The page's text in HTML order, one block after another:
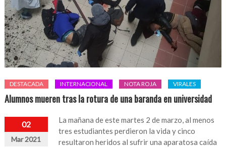
DESTACADA INTERNACIONAL NOTA ROJA VIRALES
Alumnos mueren tras la rotura de una baranda en universidad
02
Mar 2021
La mañana de este martes 2 de marzo, al menos
tres estudiantes perdieron la vida y cinco
resultaron heridos al sufrir una aparatosa caída